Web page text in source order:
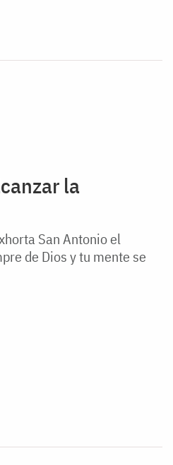
la
San Antonio el
de Dios y tu mente se